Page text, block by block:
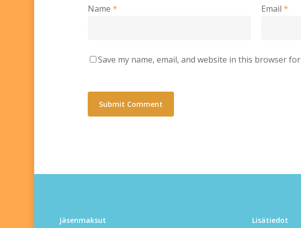
Name * Email *
Save my name, email, and website in this browser
Jäsenmaksut Lisätiedot